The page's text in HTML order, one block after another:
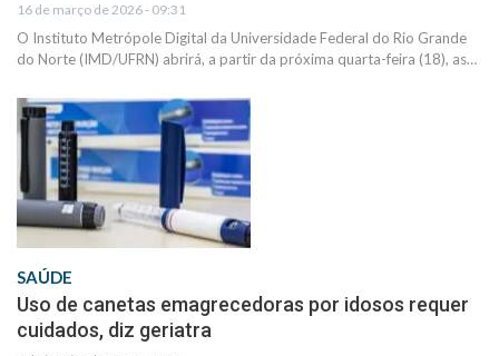
16 de março de 2026 - 09:31
O Instituto Metrópole Digital da Universidade Federal do Rio Grande
do Norte (IMD/UFRN) abrirá, a partir da próxima quarta-feira (18), as…
SAÚDE
Uso de canetas emagrecedoras por idosos requer
cuidados, diz geriatra